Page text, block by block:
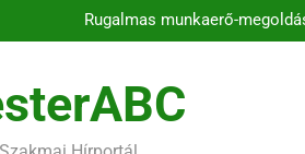
Rugalmas munkaerő-
A kulcsszavas domainek
Rugalmas munkaerő-
A kulcsszavas domainek